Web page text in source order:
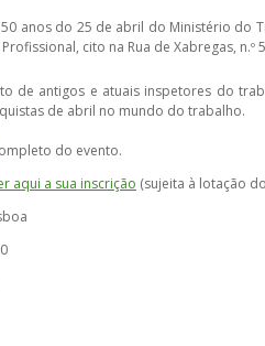
anos do 25 de abril do Ministério do
cito na Rua de Xabregas, n.º
de antigos e atuais inspetores do
de abril no mundo do trabalho.
do evento.
aqui a sua inscrição​ (sujeita à lotação